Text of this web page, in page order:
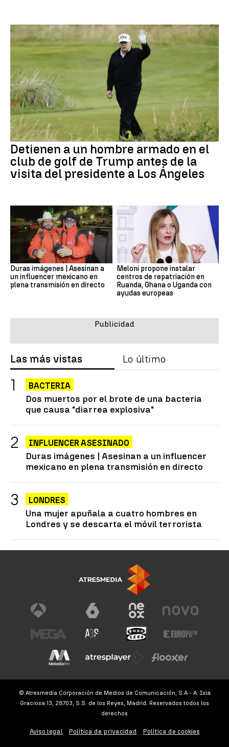
Detienen a un hombre armado en el
club de golf de Trump antes de la
visita del presidente a Los Ángeles
Duras imágenes | Asesinan a
un influencer mexicano en
plena transmisión en directo
Meloni propone instalar
centros de repatriación en
Ruanda, Ghana o Uganda con
ayudas europeas
Las más vistas Lo último
BACTERIA
Dos muertos por el brote de una bacteria
que causa "diarrea explosiva"
INFLUENCER ASESINADO
Duras imágenes | Asesinan a un influencer
mexicano en plena transmisión en directo
LONDRES
Una mujer apuñala a cuatro hombres en
Londres y se descarta el móvil terrorista
© Atresmedia Corporación de Medios de Comunicación, S.A - A. Isla
Graciosa 13, 28703, S.S. de los Reyes, Madrid. Reservados todos los
derechos
Aviso legal Política de privacidad Política de cookies